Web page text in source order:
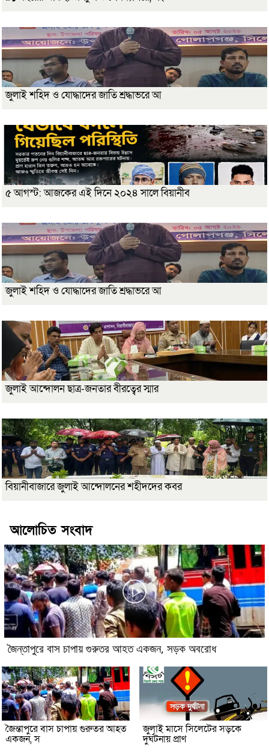
জুলাই শহিদ ও যোদ্ধাদের জাতি শ্রদ্ধাভরে আ
৫ আগস্ট: আজকের এই দিনে ২০২৪ সালে বিয়ানীব
জুলাই শহিদ ও যোদ্ধাদের জাতি শ্রদ্ধাভরে আ
জুলাই আন্দোলন ছাত্র-জনতার বীরত্বের স্মার
বিয়ানীবাজারে জুলাই আন্দোলনের শহীদদের কবর
আলোচিত সংবাদ
জৈন্তাপুরে বাস চাপায় গুরুতর আহত একজন, সড়ক অবরোধ
জৈন্তাপুরে বাস চাপায় গুরুতর আহত
একজন, স
জুলাই মাসে সিলেটের সড়কে
দুর্ঘটনায় প্রাণ